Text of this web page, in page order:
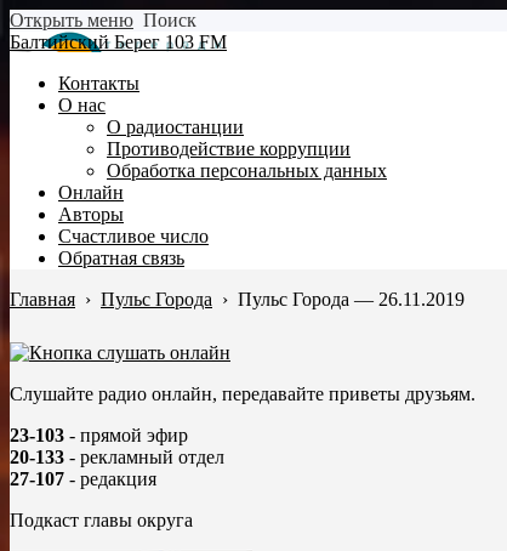
Открыть меню Поиск
Балтийский Берег 103 FM
Контакты
О нас
О радиостанции
Противодействие коррупции
Обработка персональных данных
Онлайн
Авторы
Счастливое число
Обратная связь
Главная › Пульс Города › Пульс Города — 26.11.2019
Слушайте радио онлайн, передавайте приветы друзьям.
23-103 - прямой эфир
20-133 - рекламный отдел
27-107 - редакция
Подкаст главы округа